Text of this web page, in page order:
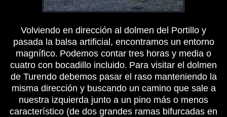
Volviendo en dirección al dolmen del Portillo y
pasada la balsa artificial, encontramos un entorno
magnífico. Podemos contar tres horas y media o
cuatro con bocadillo incluido. Para visitar el dolmen
de Turendo debemos pasar el raso manteniendo la
misma dirección y buscando un camino que sale a
nuestra izquierda junto a un pino más o menos
característico (de dos grandes ramas bifurcadas en